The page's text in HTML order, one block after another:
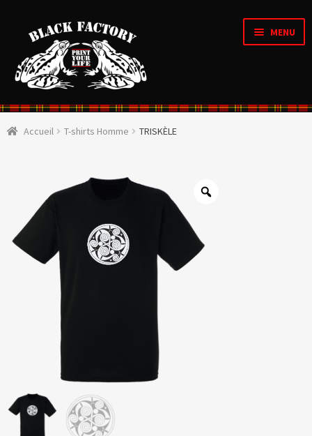
MENU
Accueil
CRÉATIONS D’ARTISTES
Boutique
Personnalisation en ligne
Organique & Recyclé
Contact & devis
Accueil T-shirts Homme TRISKÈLE